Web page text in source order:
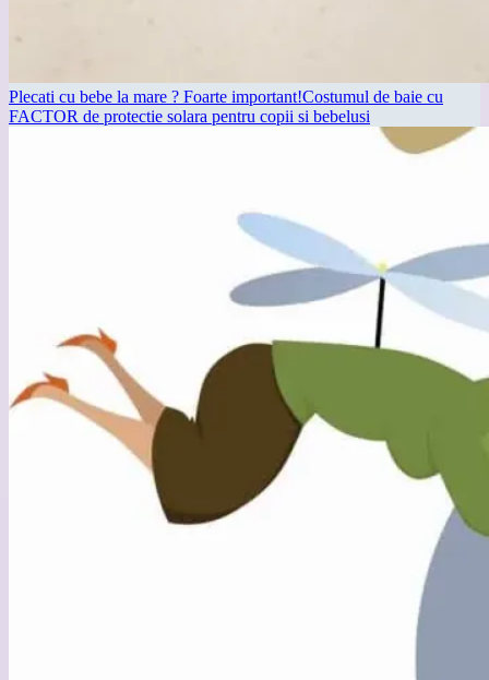
Plecati cu bebe la mare ? Foarte important!Costumul de baie cu
FACTOR de protectie solara pentru copii si bebelusi